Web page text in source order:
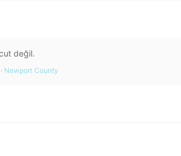
değil.
· Newport County